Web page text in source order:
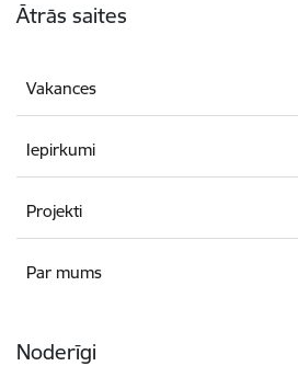
Ātrās saites
Vakances
Iepirkumi
Projekti
Par mums
Noderīgi